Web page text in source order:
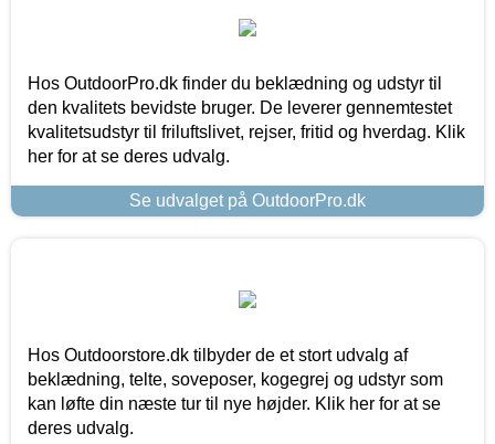
Hos OutdoorPro.dk finder du beklædning og udstyr til
den kvalitets bevidste bruger. De leverer gennemtestet
kvalitetsudstyr til friluftslivet, rejser, fritid og hverdag. Klik
her for at se deres udvalg.
Se udvalget på OutdoorPro.dk
Hos Outdoorstore.dk tilbyder de et stort udvalg af
beklædning, telte, soveposer, kogegrej og udstyr som
kan løfte din næste tur til nye højder. Klik her for at se
deres udvalg.